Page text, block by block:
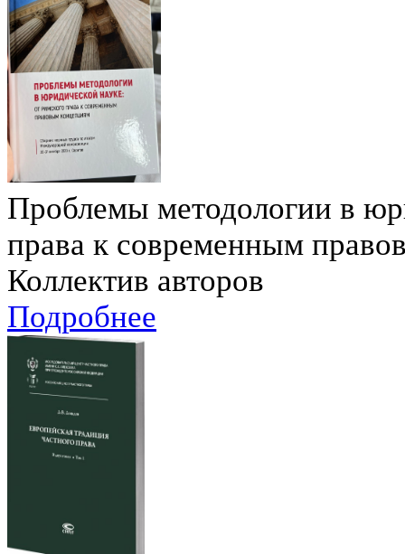
Проблемы методологии в
права к современным
Коллектив авторов
Подробнее